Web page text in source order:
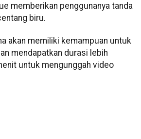
memberikan penggunanya tanda
biru.
akan memiliki kemampuan untuk
mendapatkan durasi lebih
untuk mengunggah video